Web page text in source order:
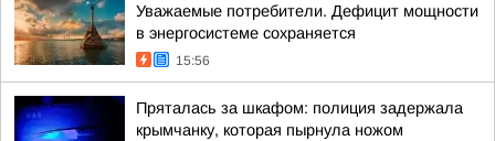
Уважаемые потребители. Дефицит мощности
в энергосистеме сохраняется
15:56
Пряталась за шкафом: полиция задержала
крымчанку, которая пырнула ножом